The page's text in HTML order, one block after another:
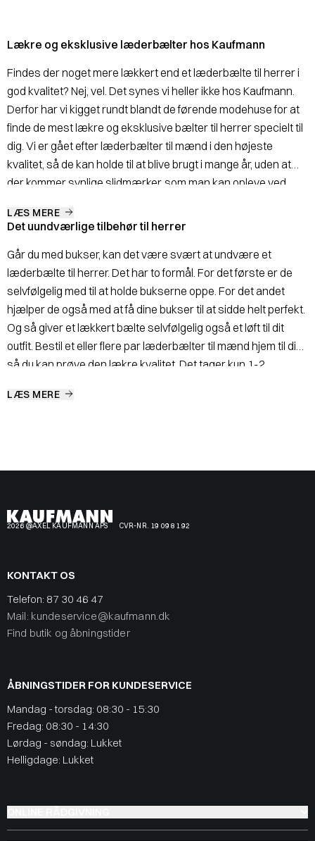
Lækre og eksklusive læderbælter hos Kaufmann
Findes der noget mere lækkert end et læderbælte til herrer i
god kvalitet? Nej, vel. Det synes vi heller ikke hos Kaufmann.
Derfor har vi kigget rundt blandt de førende modehuse for at
finde de mest lækre og eksklusive bælter til herrer specielt til
dig. Vi er gået efter læderbælter til mænd i den højeste
kvalitet, så de kan holde til at blive brugt i mange år, uden at
der kommer synlige slidmærker, som man kan opleve ved
LÆS MERE
Det uundværlige tilbehør til herrer
Går du med bukser, kan det være svært at undvære et
læderbælte til herrer. Det har to formål. For det første er de
selvfølgelig med til at holde bukserne oppe. For det andet
hjælper de også med at få dine bukser til at sidde helt perfekt.
Og så giver et lækkert bælte selvfølgelig også et løft til dit
outfit. Bestil et eller flere par læderbælter til mænd hjem til dig,
så du kan prøve den lækre kvalitet. Det tager kun 1-2
LÆS MERE
2026 @AXEL KAUFMANN APS CVR-NR. 19 09 81 92
KONTAKT OS
Telefon: 87 30 46 47
Mail: kundeservice@kaufmann.dk
Find butik og åbningstider
ÅBNINGSTIDER FOR KUNDESERVICE
Mandag - torsdag: 08:30 - 15:30
Fredag: 08:30 - 14:30
Lørdag - søndag: Lukket
Helligdage: Lukket